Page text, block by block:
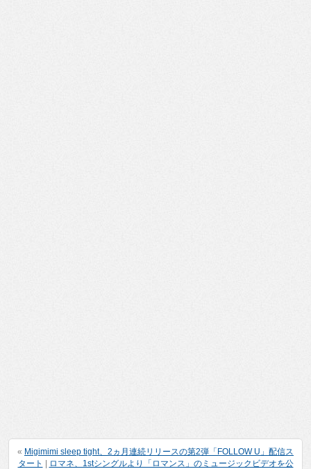
« Migimimi sleep tight、2ヵ月連続リリースの第2弾「FOLLOW U」配信ス
タート | ロマネ、1stシングルより「ロマンス」のミュージックビデオを公